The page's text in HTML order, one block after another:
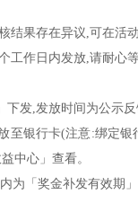
结果存在异议,可在活
工作日内发放,请耐
下发,发放时间为公
至银行卡(注意:绑定
中心」查看。
为「奖金补发有效期